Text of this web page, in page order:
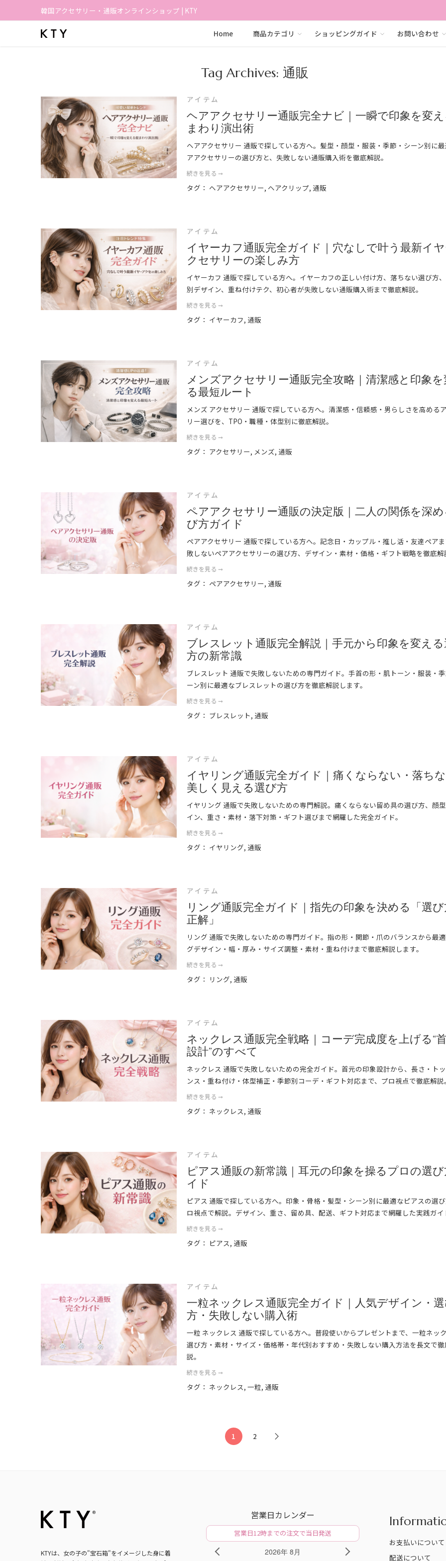
韓国アクセサリー・通販オンラインショップ | KTY
Home 商品カテゴリ ショッピングガイド お問い合わせ
Tag Archives: 通販
アイテム
ヘアアクセサリー通販完全ナビ｜一瞬で印象を変
まわり演出術
ヘアアクセサリー 通販で探している方へ。髪型・顔型・服装・季節・シーン別に
アアクセサリーの選び方と、失敗しない通販購入術を徹底解説。
続きを見る ➞
タグ： ヘアアクセサリー, ヘアクリップ, 通販
アイテム
イヤーカフ通販完全ガイド｜穴なしで叶う最新イ
クセサリーの楽しみ方
イヤーカフ 通販で探している方へ。イヤーカフの正しい付け方、落ちない選び方
別デザイン、重ね付けテク、初心者が失敗しない通販購入術まで徹底解説。
続きを見る ➞
タグ： イヤーカフ, 通販
アイテム
メンズアクセサリー通販完全攻略｜清潔感と印象を
る最短ルート
メンズ アクセサリー 通販で探している方へ。清潔感・信頼感・男らしさを高める
リー選びを、TPO・職種・体型別に徹底解説。
続きを見る ➞
タグ： アクセサリー, メンズ, 通販
アイテム
ペアアクセサリー通販の決定版｜二人の関係を深め
び方ガイド
ペアアクセサリー 通販で探している方へ。記念日・カップル・推し活・友達ペア
敗しないペアアクセサリーの選び方、デザイン・素材・価格・ギフト戦略を徹底解
続きを見る ➞
タグ： ペアアクセサリー, 通販
アイテム
ブレスレット通販完全解説｜手元から印象を変え
方の新常識
ブレスレット 通販で失敗しないための専門ガイド。手首の形・肌トーン・服装・
ーン別に最適なブレスレットの選び方を徹底解説します。
続きを見る ➞
タグ： ブレスレット, 通販
アイテム
イヤリング通販完全ガイド｜痛くならない・落ちな
美しく見える選び方
イヤリング 通販で失敗しないための専門解説。痛くならない留め具の選び方、顔
イン、重さ・素材・落下対策・ギフト選びまで網羅した完全ガイド。
続きを見る ➞
タグ： イヤリング, 通販
アイテム
リング通販完全ガイド｜指先の印象を決める「選
正解」
リング 通販で失敗しないための専門ガイド。指の形・関節・爪のバランスから最
グデザイン・幅・厚み・サイズ調整・素材・重ね付けまで徹底解説します。
続きを見る ➞
タグ： リング, 通販
アイテム
ネックレス通販完全戦略｜コーデ完成度を上げる“
設計”のすべて
ネックレス 通販で失敗しないための完全ガイド。首元の印象設計から、長さ・ト
ンス・重ね付け・体型補正・季節別コーデ・ギフト対応まで、プロ視点で徹底解説。
続きを見る ➞
タグ： ネックレス, 通販
アイテム
ピアス通販の新常識｜耳元の印象を操るプロの選
イド
ピアス 通販で探している方へ。印象・骨格・髪型・シーン別に最適なピアスの選
ロ視点で解説。デザイン、重さ、留め具、配送、ギフト対応まで網羅した実践ガイ
続きを見る ➞
タグ： ピアス, 通販
アイテム
一粒ネックレス通販完全ガイド｜人気デザイン・
方・失敗しない購入術
一粒 ネックレス 通販で探している方へ。普段使いからプレゼントまで、一粒ネッ
選び方・素材・サイズ・価格帯・年代別おすすめ・失敗しない購入方法を長文で
説。
続きを見る ➞
タグ： ネックレス, 一粒, 通販
1 2
KTYは、女の子の"宝石箱"をイメージした身に着
営業日カレンダー
営業日12時までの注文で当日発送
2026年 8月 NEXT
お支払いについて
配送について